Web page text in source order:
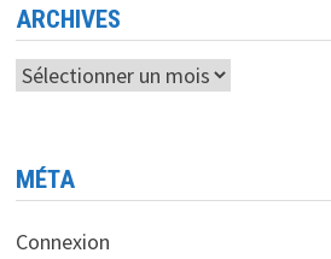
FIN
2025
ARCHIVES
Archives
MÉTA
Connexion